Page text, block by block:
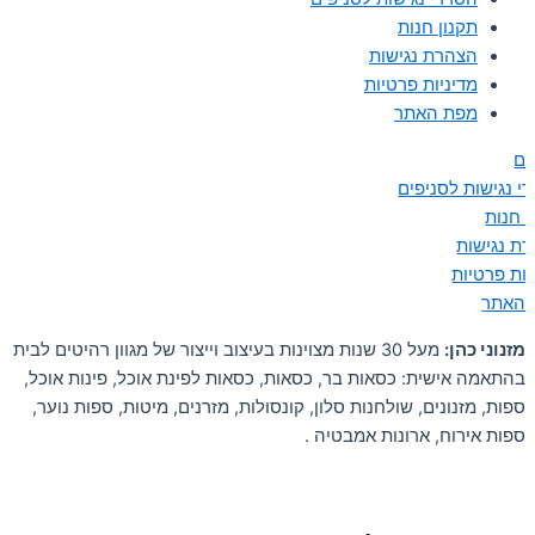
תקנון חנות
הצהרת נגישות
מדיניות פרטיות
מפת האתר
נגישות לסניפים
חנות
נגישות
פרטיות
האתר
מזנוני כהן:
מעל 30 שנות מצוינות בעיצוב וייצור של מגוון רהיטים לבית
בהתאמה אישית: כסאות בר, כסאות, כסאות לפינת אוכל, פינות אוכל,
ספות, מזנונים, שולחנות סלון, קונסולות, מזרנים, מיטות, ספות נוער,
ספות אירוח, ארונות אמבטיה .